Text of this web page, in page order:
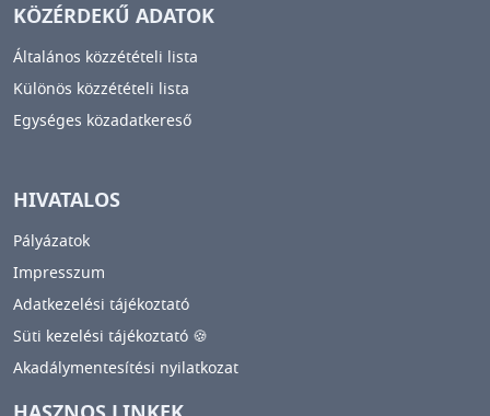
KÖZÉRDEKŰ ADATOK
Általános közzétételi lista
Különös közzétételi lista
Egységes közadatkereső
HIVATALOS
Pályázatok
Impresszum
Adatkezelési tájékoztató
Süti kezelési tájékoztató 🍪
Akadálymentesítési nyilatkozat